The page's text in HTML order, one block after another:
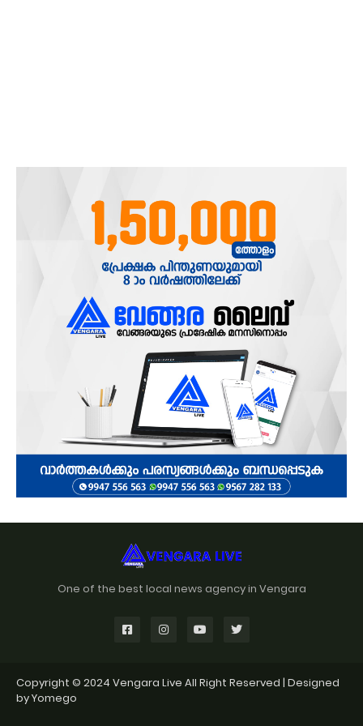
One of the best local news agency in Vengara
Copyright © 2024 Vengara Live All Right Reserved | Designed
byYomego